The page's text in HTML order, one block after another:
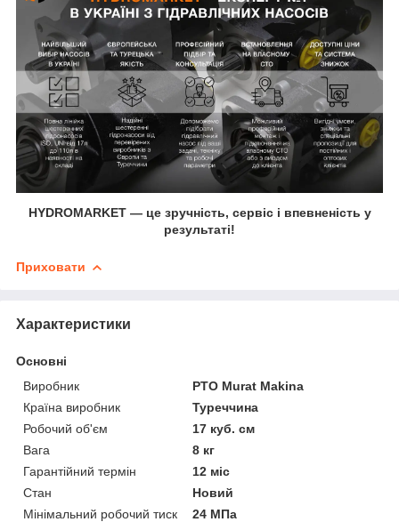
HYDROMARKET — це зручність, сервіс і впевненість у
результаті!
Приховати
Характеристики
Основні
Виробник
PTO Murat Makina
Країна виробник
Туреччина
Робочий об'єм
17 куб. см
Вага
8 кг
Гарантійний термін
12 міс
Стан
Новий
Мінімальний робочий тиск
24 МПа